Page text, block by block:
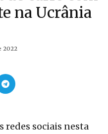
na Ucrânia
2022
redes sociais nesta